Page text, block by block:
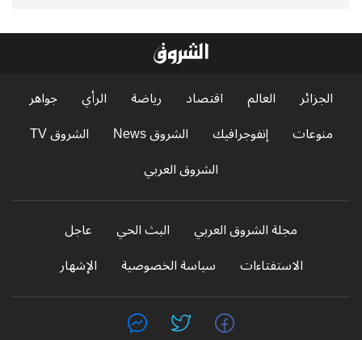
الجزائر العالم اقتصاد رياضة الرأي
جواهر
منوعات
إنفوجرافيك الشروق News
الشروق TV
الشروق العربي
مجلة الشروق العربي البث الحي
عاجل
الاستفتاءات
سياسة الخصوصية الإشهار